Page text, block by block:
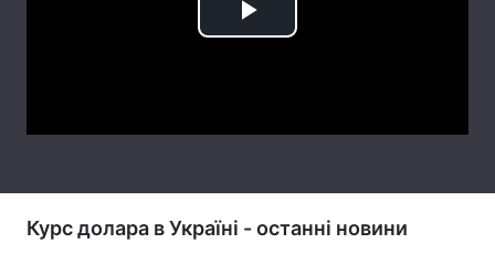
Тема оформлення
Play
Курс долара в Україні - останні новини